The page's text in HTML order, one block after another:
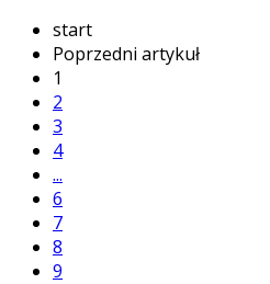
start
Poprzedni artykuł
1
2
3
4
...
6
7
8
9